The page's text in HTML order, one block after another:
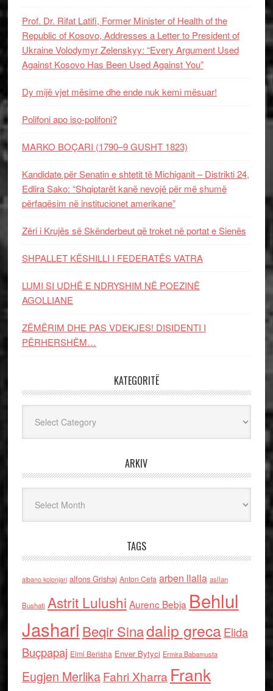
Prof. Dr. Rifat Latifi, Former Minister of Health of the
Republic of Kosovo, Addresses a Letter to President of
Ukraine Volodymyr Zelenskyy: “Every Argument Used
Against Kosovo Has Been Used Against You”
Dy mijë vjet mësime dhe ende nuk kemi mësuar!
Polifoni apo iso-polifoni?
MARKO BOÇARI (1790–9 GUSHT 1823)
Kandidate për Senatin e shtetit të Michiganit – Distrikti 24,
Edlira Sako: “Shqiptarët kanë nevojë për më shumë
përfaqësim në institucionet amerikane”
Zëri i Krujës së Skënderbeut që troket në portat e Sienës
SHPALLET KËSHILLI I FEDERATËS VATRA
LUMI SI UDHË E NDRYSHIM NË POEZINË
AGOLLIANE
ZËMËRIM DHE PAS VDEKJES! DISIDENTI I
PËRHERSHËM…
KATEGORITË
ARKIV
TAGS
albano kolonjari alfons Grishaj Anton Cefa arben llalla asllan
Bushati Astrit Lulushi Aurenc Bebja Behlul
Jashari Beqir Sinadalip grecaElida
Buçpapaj Elmi Berisha Enver Bytyci Ermira Babamusta
Eugjen MerlikaFahri Xharra Frank